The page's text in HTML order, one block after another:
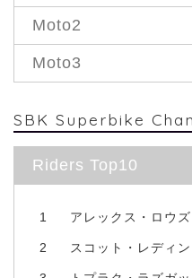
Moto2
Moto3
SBK Superbike
Riders Top10
1 アレックス・ロウ
2 スコット・レディ